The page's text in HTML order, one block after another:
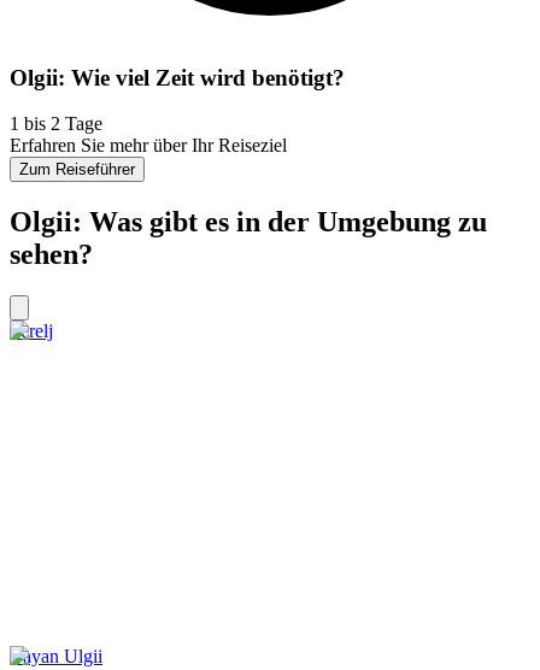
Olgii: Wie viel Zeit wird benötigt?
1 bis 2 Tage
Erfahren Sie mehr über Ihr Reiseziel
Zum Reiseführer
Olgii: Was gibt es in der Umgebung zu
sehen?
Terelj
Bayan Ulgii